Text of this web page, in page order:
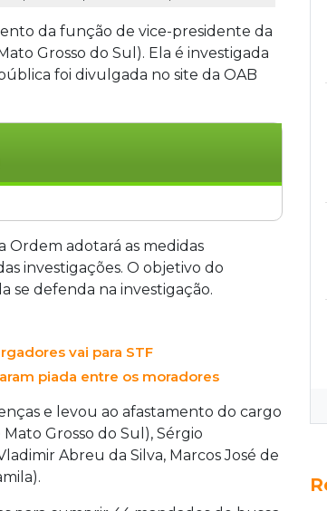
da função de vice-presidente da
Grosso do Sul). Ela é investigada
foi divulgada no site da OAB
pediu afastamento do cargo
Polícia Federal, que apura
de Justiça de Mato Grosso do Sul.
das acusações, enquanto o
e apreensão em diversos estados,
organização criminosa, extorsão e
Ordem adotará as medidas
investigações. O objetivo do
se defenda na investigação.
vai para STF
piada entre os moradores
e levou ao afastamento do cargo
Grosso do Sul), Sérgio
Abreu da Silva, Marcos José de